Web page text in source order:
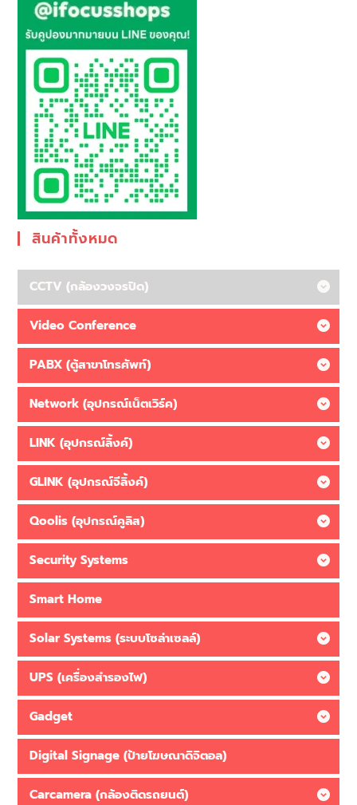
สินค้าทั้งหมด
CCTV (กล้องวงจรปิด)
Video Conference
PABX (ตู้สาขาโทรศัพท์)
Network (อุปกรณ์เน็ตเวิร์ค)
LINK (อุปกรณ์ลิ้งค์)
GLINK (อุปกรณ์จีลิ้งค์)
Qoolis (อุปกรณ์คูลิส)
Security Systems
Smart Home
Solar Systems (ระบบโซล่าเซลล์)
UPS (เครื่องสำรองไฟ)
Gadget
Digital Signage (ป้ายโฆษณาดิจิตอล)
Carcamera (กล้องติดรถยนต์)